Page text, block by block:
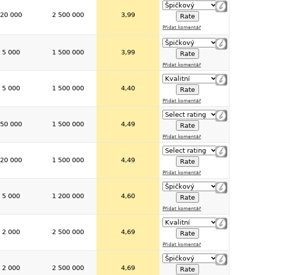
20 000 2 500 000 3,99
Přidat komentář
5 000 1 500 000 3,99
Přidat komentář
5 000 1 500 000 4,40
Přidat komentář
50 000 1 500 000 4,49
Přidat komentář
20 000 1 500 000 4,49
Přidat komentář
5 000 1 200 000 4,60
Přidat komentář
2 000 2 500 000 4,69
Přidat komentář
2 000 2 500 000 4,69